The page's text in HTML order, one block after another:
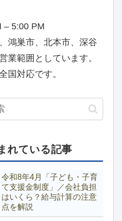
– 5:00 PM
鴻巣市、北本市、深谷
業範囲としています。
国対応です。
れている記事
令和8年4月「子ども・子育
て支援金制度」／会社負担
はいくら？給与計算の注意
点を解説